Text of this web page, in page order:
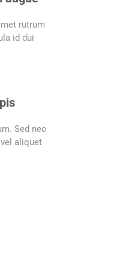
rutrum
id dui
Sed nec
aliquet